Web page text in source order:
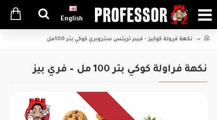
English
نكهة فرولة كوكيز - فيبر تريتس ستروبري كوكي بتر 100مل
نكهة فراولة كوكي بتر 100 مل – فري بيز